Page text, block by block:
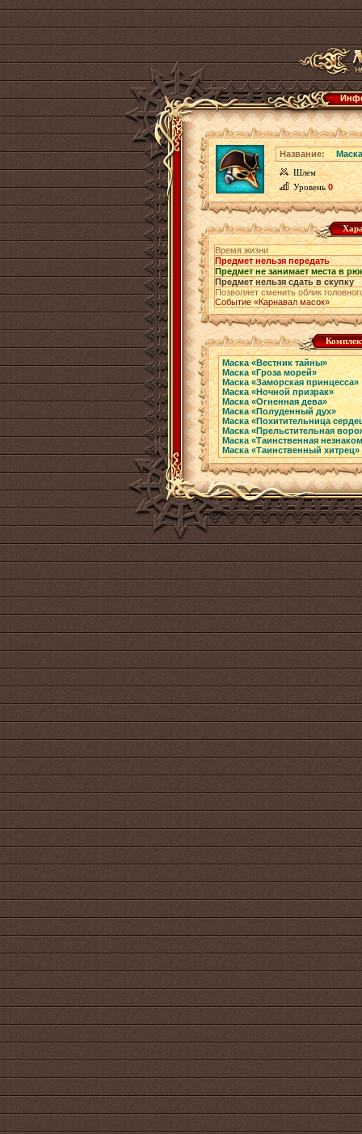
Название:
Шлем
Уровень0
Время жизни
Предмет нельзя передать
Предмет не занимает места в
Предмет нельзя сдать в скупку
Позволяет сменить облик
Событие «Карнавал масок»
Маска «Вестник тайны»
Маска «Гроза морей»
Маска «Заморская принцесса»
Маска «Ночной призрак»
Маска «Огненная дева»
Маска «Полуденный дух»
Маска «Похитительница
Маска «Прельстительная
Маска «Таинственная
Маска «Таинственный хитрец»